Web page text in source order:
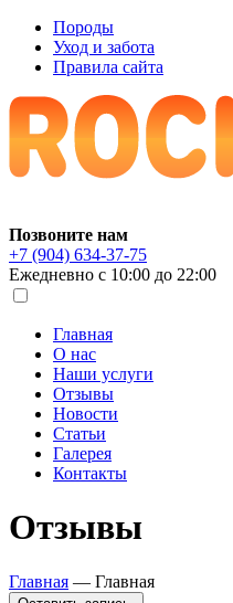
Породы
Уход и забота
Правила сайта
Позвоните нам
+7 (904) 634-37-75
Ежедневно с 10:00 до 22:00
Главная
О нас
Наши услуги
Отзывы
Новости
Статьи
Галерея
Контакты
Отзывы
Главная — Главная